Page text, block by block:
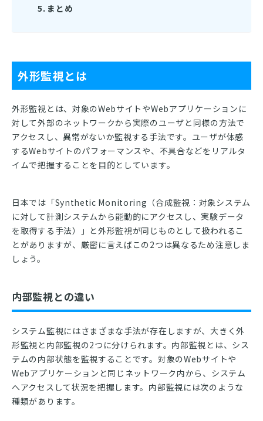
まとめ
外形監視とは
外形監視とは、対象のWebサイトやWebアプリケーションに
対して外部のネットワークから実際のユーザと同様の方法で
アクセスし、異常がないか監視する手法です。ユーザが体感
するWebサイトのパフォーマンスや、不具合などをリアルタ
イムで把握することを目的としています。
日本では「Synthetic Monitoring（合成監視：対象システム
に対して計測システムから能動的にアクセスし、実験データ
を取得する手法）」と外形監視が同じものとして扱われるこ
とがありますが、厳密に言えばこの2つは異なるため注意しま
しょう。
内部監視との違い
システム監視にはさまざまな手法が存在しますが、大きく外
形監視と内部監視の2つに分けられます。内部監視とは、シス
テムの内部状態を監視することです。対象のWebサイトや
Webアプリケーションと同じネットワーク内から、システム
へアクセスして状況を把握します。内部監視には次のような
種類があります。